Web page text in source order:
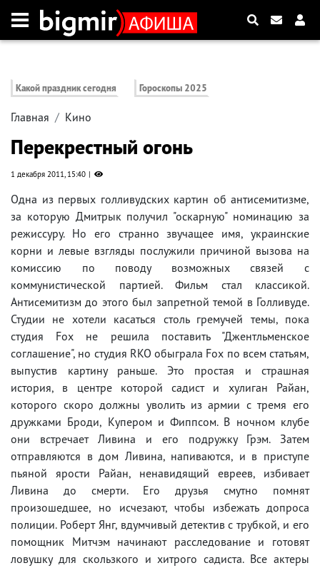
Какой праздник сегодня Гороскопы 2025
Главная Кино
Перекрестный огонь
1 декабря 2011, 15:40
Одна из первых голливудских картин об антисемитизме,
за которую Дмитрык получил "оскарную" номинацию за
режиссуру. Но его странно звучащее имя, украинские
корни и левые взгляды послужили причиной вызова на
комиссию по поводу возможных связей с
коммунистической партией. Фильм стал классикой.
Антисемитизм до этого был запретной темой в Голливуде.
Студии не хотели касаться столь гремучей темы, пока
студия Fox не решила поставить "Джентльменское
соглашение", но студия RKO обыграла Fox по всем статьям,
выпустив картину раньше. Это простая и страшная
история, в центре которой садист и хулиган Райан,
которого скоро должны уволить из армии с тремя его
дружками Броди, Купером и Фиппсом. В ночном клубе
они встречает Ливина и его подружку Грэм. Затем
отправляются в дом Ливина, напиваются, и в приступе
пьяной ярости Райан, ненавидящий евреев, избивает
Ливина до смерти. Его друзья смутно помнят
произошедшее, но исчезают, чтобы избежать допроса
полиции. Роберт Янг, вдумчивый детектив с трубкой, и его
помощник Митчэм начинают расследование и готовят
ловушку для скользкого и хитрого садиста. Все актеры